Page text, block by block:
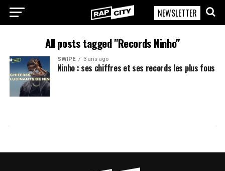
RapCity
NEWSLETTER
All posts tagged "Records Ninho"
SWIPE 3 ans ago
Ninho : ses chiffres et ses records les plus fous